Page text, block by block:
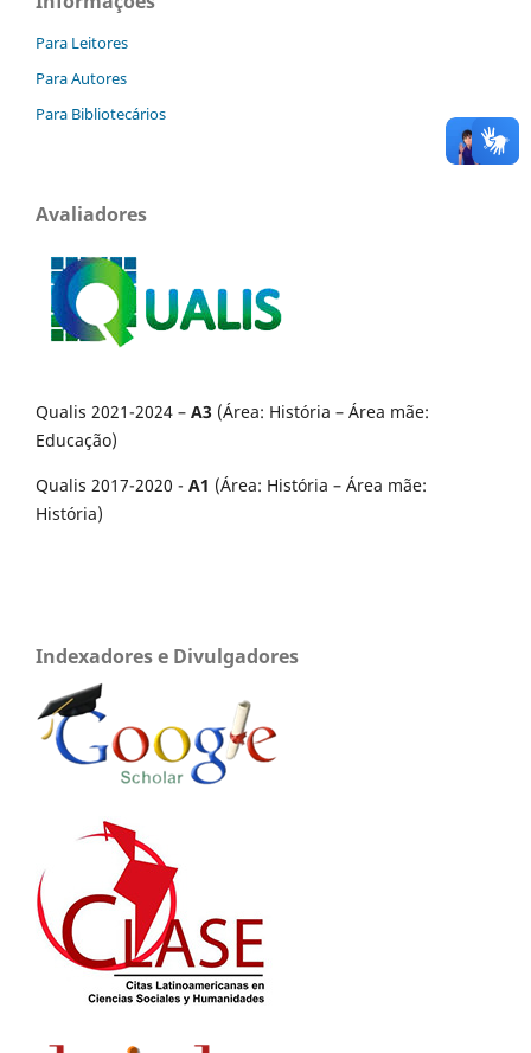
Para Leitores
Para Autores
Para Bibliotecários
Avaliadores
Qualis 2021-2024 – A3 (Área: História – Área mãe:
Educação)
Qualis 2017-2020 - A1 (Área: História – Área mãe:
História)
Indexadores e Divulgadores